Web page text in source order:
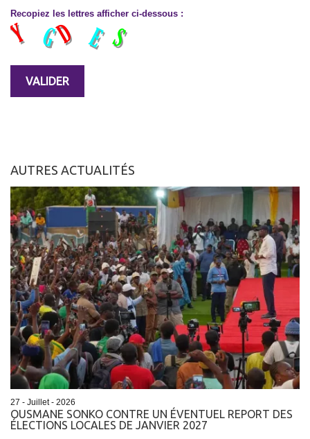
Recopiez les lettres afficher ci-dessous :
AUTRES ACTUALITÉS
27 - Juillet - 2026
OUSMANE SONKO CONTRE UN ÉVENTUEL REPORT DES
ÉLECTIONS LOCALES DE JANVIER 2027